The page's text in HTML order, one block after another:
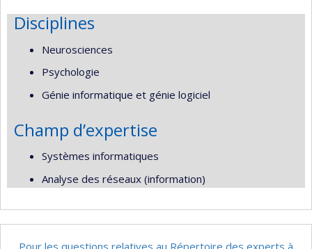
Disciplines
Neurosciences
Psychologie
Génie informatique et génie logiciel
Champ d’expertise
Systèmes informatiques
Analyse des réseaux (information)